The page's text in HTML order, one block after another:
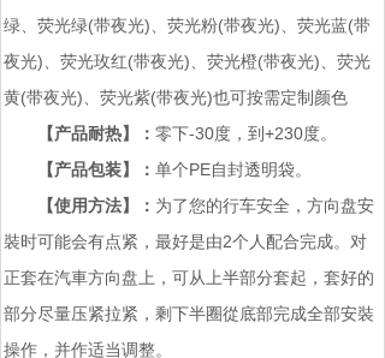
绿、荧光绿(带夜光)、荧光粉(带夜光)、荧光蓝(带
夜光)、荧光玫红(带夜光)、荧光橙(带夜光)、荧光
黄(带夜光)、荧光紫(带夜光)也可按需定制颜色
【产品耐热】： 零下-30度，到+230度。
【产品包装】： 单个PE自封透明袋。
【使用方法】： 为了您的行车安全，方向盘安
裝时可能会有点紧，最好是由2个人配合完成。对
正套在汽車方向盘上，可从上半部分套起，套好的
部分尽量压紧拉紧，剩下半圈從底部完成全部安裝
操作，并作适当调整。